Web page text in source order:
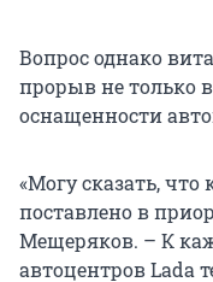
Вопрос однако
прорыв не только
оснащенности
«Могу сказать, что
поставлено в
Мещеряков. – К
автоцентров Lada